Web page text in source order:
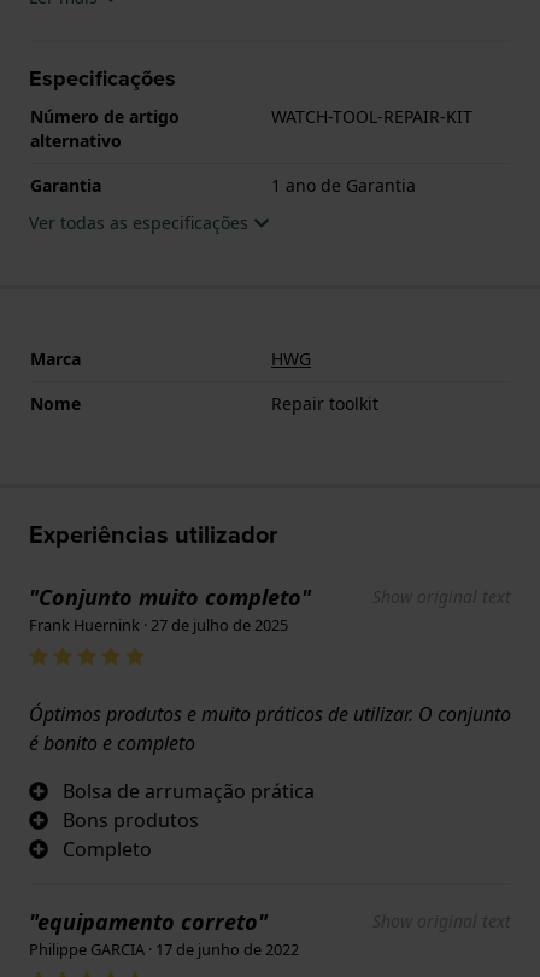
- Abridor de caixa de relógio
- Lâmina parte traseira caixa relógio
- Ferramenta para pinos
- Pinças para peças de relógios
Especificações
Número de artigo
alternativo
WATCH-TOOL-REPAIR-KIT
Garantia
1 ano de Garantia
Ver todas as especificações
Marca
HWG
Nome
Repair toolkit
Experiências utilizador
"Conjunto muito completo" Show original text
Frank Huernink · 27 de julho de 2025
Óptimos produtos e muito práticos de utilizar. O conjunto
é bonito e completo
Bolsa de arrumação prática
Bons produtos
Completo
"equipamento correto" Show original text
Philippe GARCIA · 17 de junho de 2022